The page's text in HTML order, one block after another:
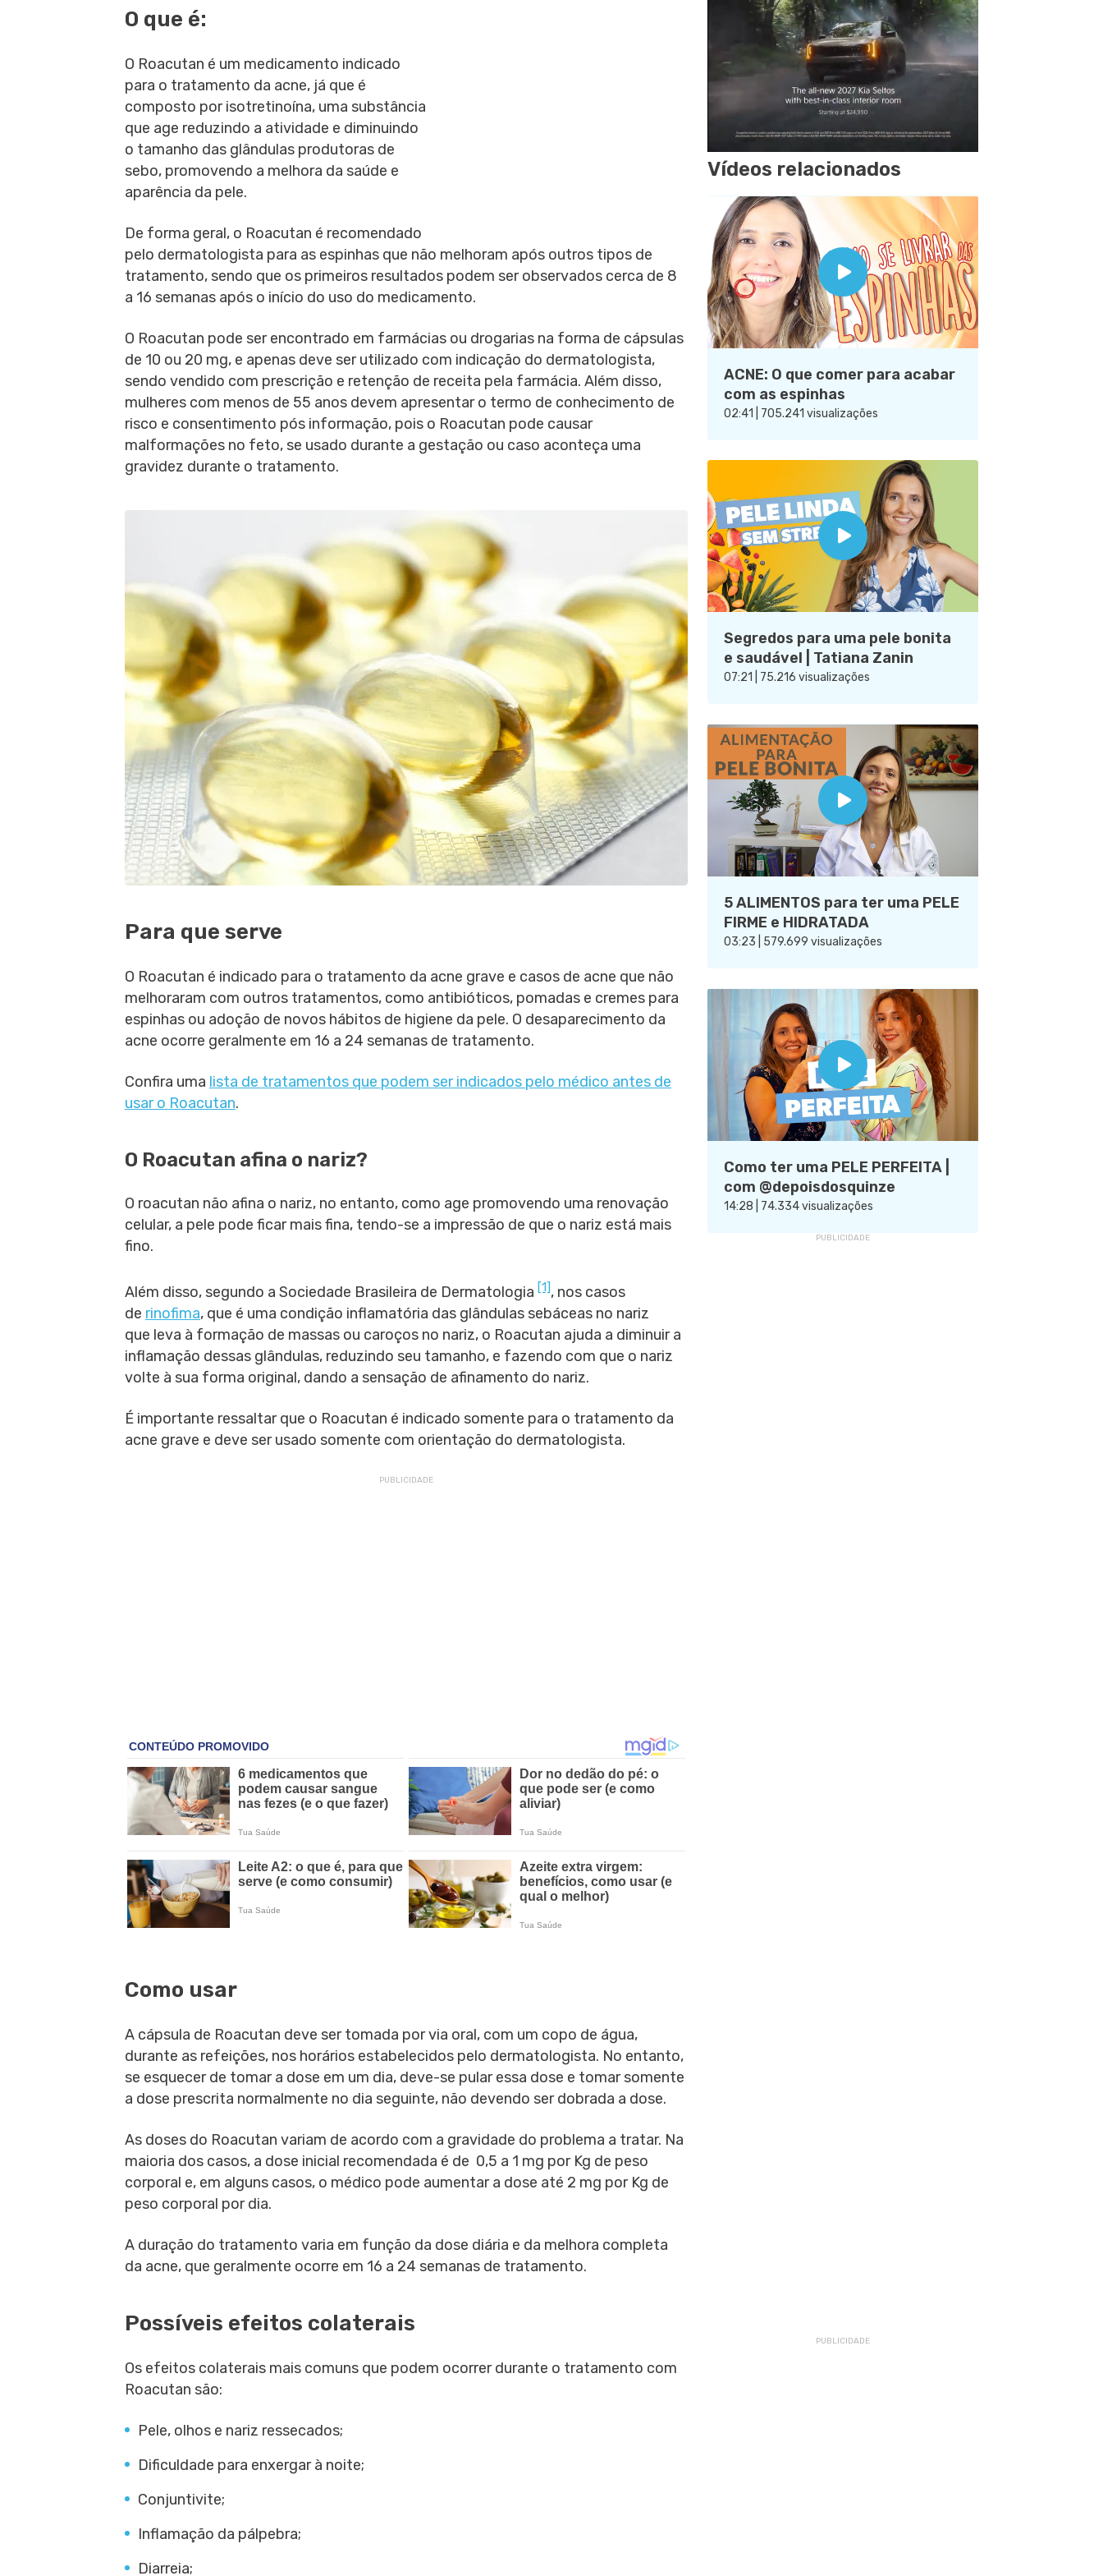
O que é:
O Roacutan é um medicamento indicado
para o tratamento da acne, já que é
composto por isotretinoína, uma substância
que age reduzindo a atividade e diminuindo
o tamanho das glândulas produtoras de
sebo, promovendo a melhora da saúde e
aparência da pele.
De forma geral, o Roacutan é recomendado
pelo dermatologista para as espinhas que não melhoram após outros tipos de
tratamento, sendo que os primeiros resultados podem ser observados cerca de 8
a 16 semanas após o início do uso do medicamento.
O Roacutan pode ser encontrado em farmácias ou drogarias na forma de cápsulas
de 10 ou 20 mg, e apenas deve ser utilizado com indicação do dermatologista,
sendo vendido com prescrição e retenção de receita pela farmácia. Além disso,
mulheres com menos de 55 anos devem apresentar o termo de conhecimento de
risco e consentimento pós informação, pois o Roacutan pode causar
malformações no feto, se usado durante a gestação ou caso aconteça uma
gravidez durante o tratamento.
Para que serve
O Roacutan é indicado para o tratamento da acne grave e casos de acne que não
melhoraram com outros tratamentos, como antibióticos, pomadas e cremes para
espinhas ou adoção de novos hábitos de higiene da pele. O desaparecimento da
acne ocorre geralmente em 16 a 24 semanas de tratamento.
Confira uma lista de tratamentos que podem ser indicados pelo médico antes de
usar o Roacutan.
O Roacutan afina o nariz?
O roacutan não afina o nariz, no entanto, como age promovendo uma renovação
celular, a pele pode ficar mais fina, tendo-se a impressão de que o nariz está mais
fino.
Além disso, segundo a Sociedade Brasileira de Dermatologia [1], nos casos
de rinofima, que é uma condição inflamatória das glândulas sebáceas no nariz
que leva à formação de massas ou caroços no nariz, o Roacutan ajuda a diminuir a
inflamação dessas glândulas, reduzindo seu tamanho, e fazendo com que o nariz
volte à sua forma original, dando a sensação de afinamento do nariz.
É importante ressaltar que o Roacutan é indicado somente para o tratamento da
acne grave e deve ser usado somente com orientação do dermatologista.
Como usar
A cápsula de Roacutan deve ser tomada por via oral, com um copo de água,
durante as refeições, nos horários estabelecidos pelo dermatologista. No entanto,
se esquecer de tomar a dose em um dia, deve-se pular essa dose e tomar somente
a dose prescrita normalmente no dia seguinte, não devendo ser dobrada a dose.
As doses do Roacutan variam de acordo com a gravidade do problema a tratar. Na
maioria dos casos, a dose inicial recomendada é de 0,5 a 1 mg por Kg de peso
corporal e, em alguns casos, o médico pode aumentar a dose até 2 mg por Kg de
peso corporal por dia.
A duração do tratamento varia em função da dose diária e da melhora completa
da acne, que geralmente ocorre em 16 a 24 semanas de tratamento.
Possíveis efeitos colaterais
Os efeitos colaterais mais comuns que podem ocorrer durante o tratamento com
Roacutan são:
Pele, olhos e nariz ressecados;
Dificuldade para enxergar à noite;
Conjuntivite;
Inflamação da pálpebra;
Diarreia;
Vídeos relacionados
ACNE: O que comer para acabar
com as espinhas
02:41 | 705.241 visualizações
Segredos para uma pele bonita
e saudável | Tatiana Zanin
07:21 | 75.216 visualizações
5 ALIMENTOS para ter uma PELE
FIRME e HIDRATADA
03:23 | 579.699 visualizações
Como ter uma PELE PERFEITA |
com @depoisdosquinze
14:28 | 74.334 visualizações